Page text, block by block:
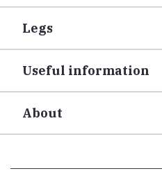
Legs
Useful information
About